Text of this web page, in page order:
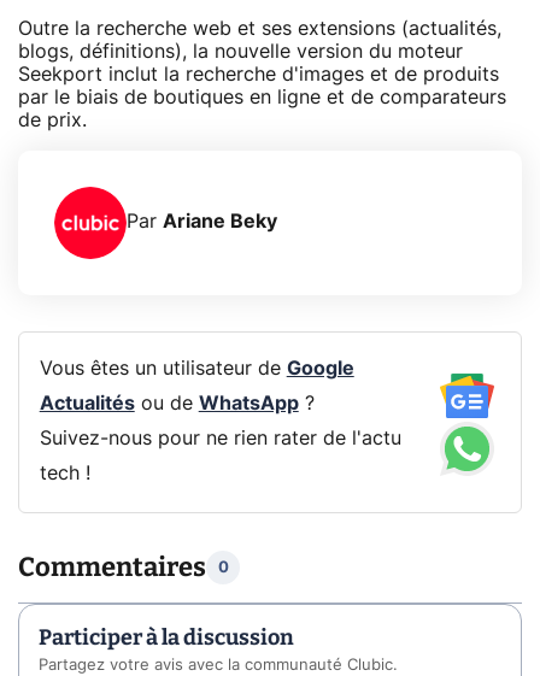
Outre la recherche web et ses extensions (actualités,
blogs, définitions), la nouvelle version du moteur
Seekport inclut la recherche d'images et de produits
par le biais de boutiques en ligne et de comparateurs
de prix.
Par Ariane Beky
Vous êtes un utilisateur de Google
Actualitésou de WhatsApp?
Suivez-nous pour ne rien rater de l'actu
tech !
Commentaires 0
Participer à la discussion
Partagez votre avis avec la communauté Clubic.